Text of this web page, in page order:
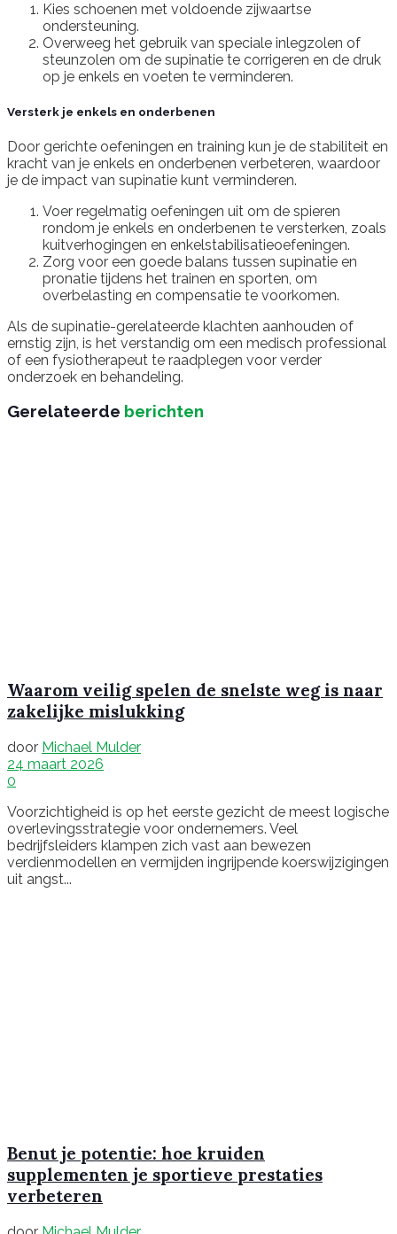
Kies schoenen met voldoende zijwaartse
ondersteuning.
Overweeg het gebruik van speciale inlegzolen of
steunzolen om de supinatie te corrigeren en de druk
op je enkels en voeten te verminderen.
Versterk je enkels en onderbenen
Door gerichte oefeningen en training kun je de stabiliteit en
kracht van je enkels en onderbenen verbeteren, waardoor
je de impact van supinatie kunt verminderen.
Voer regelmatig oefeningen uit om de spieren
rondom je enkels en onderbenen te versterken, zoals
kuitverhogingen en enkelstabilisatieoefeningen.
Zorg voor een goede balans tussen supinatie en
pronatie tijdens het trainen en sporten, om
overbelasting en compensatie te voorkomen.
Als de supinatie-gerelateerde klachten aanhouden of
ernstig zijn, is het verstandig om een medisch professional
of een fysiotherapeut te raadplegen voor verder
onderzoek en behandeling.
Gerelateerde berichten
Waarom veilig spelen de snelste weg is naar
zakelijke mislukking
door Michael Mulder
24 maart 2026
0
Voorzichtigheid is op het eerste gezicht de meest logische
overlevingsstrategie voor ondernemers. Veel
bedrijfsleiders klampen zich vast aan bewezen
verdienmodellen en vermijden ingrijpende koerswijzigingen
uit angst...
Benut je potentie: hoe kruiden
supplementen je sportieve prestaties
verbeteren